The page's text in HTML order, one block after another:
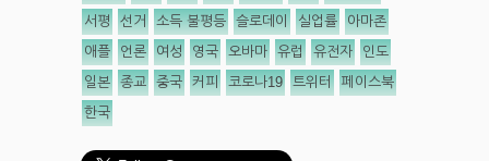
서평 선거 소득 불평등 슬로데이 실업률 아마존
애플 언론 여성 영국 오바마 유럽 유전자 인도
일본 종교 중국 커피 코로나19 트위터 페이스북
한국